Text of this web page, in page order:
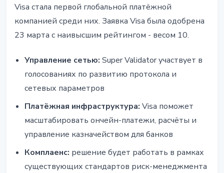
Visa стала первой глобальной платёжной
компанией среди них. Заявка Visa была одобрена
23 марта с наивысшим рейтингом - весом 10.
Управление сетью: Super Validator участвует в
голосованиях по развитию протокола и
сетевых параметров
Платёжная инфраструктура: Visa поможет
масштабировать ончейн-платежи, расчёты и
управление казначейством для банков
Комплаенс: решение будет работать в рамках
существующих стандартов риск-менеджмента